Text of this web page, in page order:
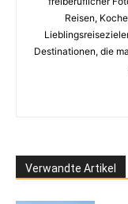
Reisen,
Destinationen, die
Verwandte Artikel